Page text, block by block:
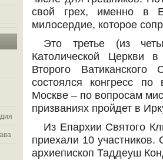
свой грех, именно в
милосердие, которое
Это третье (из
Католической Церкви
Второго
состоялся конгресс
Москве – по вопросам
призваниях пройдет в
Из Епархии Святого
приехали 10 участников.
архиепископ Таддеуш